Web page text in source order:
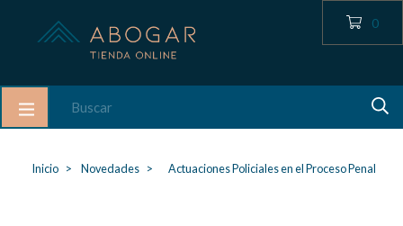
0
Inicio Novedades Actuaciones Policiales en el Proceso Penal